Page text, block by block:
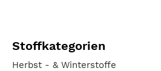
Stoffkategorien
Herbst - & Winterstoffe